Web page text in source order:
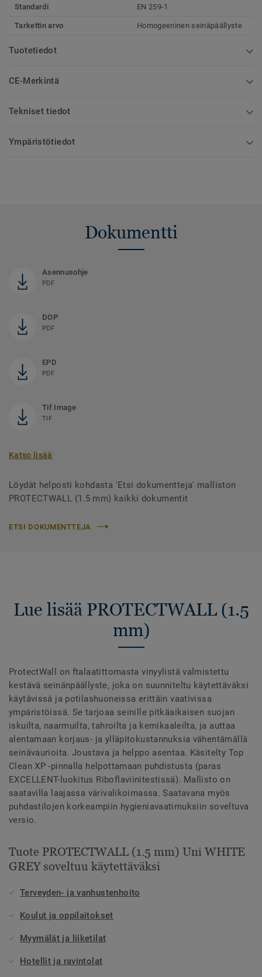
Standardi
EN 259-1
Tarkettin arvo Homogeeninen seinäpäällyste
Tuotetiedot
CE-Merkintä
Tekniset tiedot
Ympäristötiedot
Dokumentti
Asennusohje
PDF
DOP
PDF
EPD
PDF
Tif Image
TIF
Katso lisää
Löydät helposti kohdasta 'Etsi dokumentteja' malliston
PROTECTWALL (1.5 mm) kaikki dokumentit
ETSI DOKUMENTTEJA
Lue lisää PROTECTWALL (1.5
mm)
ProtectWall on ftalaatittomasta vinyylistä valmistettu
kestävä seinänpäällyste, joka on suunniteltu käytettäväksi
käytävissä ja potilashuoneissa erittäin vaativissa
ympäristöissä. Se tarjoaa seinille pitkäaikaisen suojan
iskuilta, naarmuilta, tahroilta ja kemikaaleilta, ja auttaa
alentamaan korjaus- ja ylläpitokustannuksia vähentämällä
seinävaurioita. Joustava ja helppo asentaa. Käsitelty Top
Clean XP -pinnalla helpottamaan puhdistusta (paras
EXCELLENT-luokitus Riboflaviinitestissä). Mallisto on
saatavilla laajassa värivalikoimassa. Saatavana myös
puhdastilojen korkeampiin hygieniavaatimuksiin soveltuva
versio.
Tuote PROTECTWALL (1.5 mm) Uni WHITE
GREY soveltuu käytettäväksi
Terveyden- ja vanhustenhoito
Koulut ja oppilaitokset
Myymälät ja liiketilat
Hotellit ja ravintolat